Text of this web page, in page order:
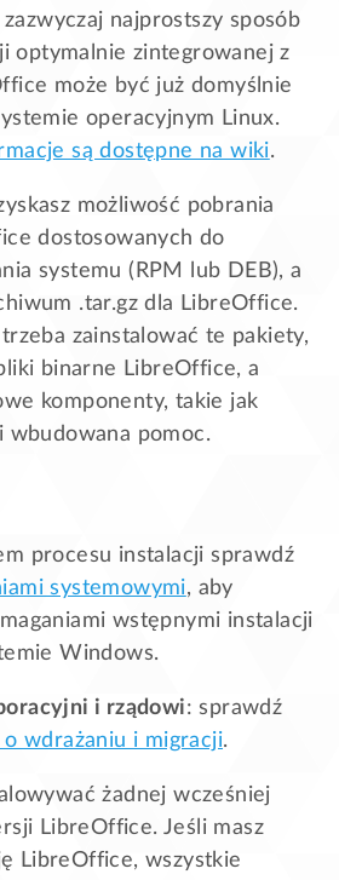
najprostszy sposób
optymalnie zintegrowanej z
może być już domyślnie
operacyjnym Linux.
są dostępne na wiki.
możliwość pobrania
dostosowanych do
systemu (RPM lub DEB), a
.tar.gz dla LibreOffice.
zainstalować te pakiety,
binarne LibreOffice, a
komponenty, takie jak
wbudowana pomoc.
procesu instalacji sprawdź
systemowymi, aby
wstępnymi instalacji
Windows.
i rządowi: sprawdź
wdrażaniu i migracji.
żadnej wcześniej
LibreOffice. Jeśli masz
LibreOffice, wszystkie